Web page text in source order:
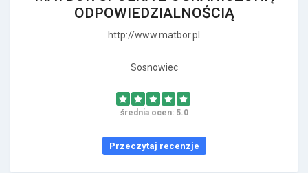
ODPOWIEDZIALNOŚCIĄ
http://www.matbor.pl
Sosnowiec
średnia ocen: 5.0
Przeczytaj recenzje